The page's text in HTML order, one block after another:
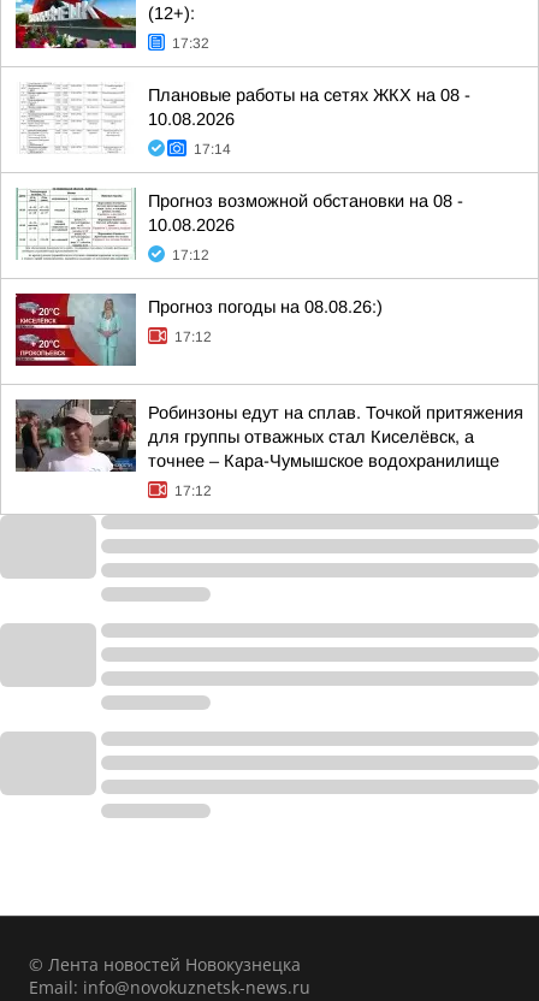
(12+):
17:32
Плановые работы на сетях ЖКХ на 08 -
10.08.2026
17:14
Прогноз возможной обстановки на 08 -
10.08.2026
17:12
Прогноз погоды на 08.08.26:)
17:12
Робинзоны едут на сплав. Точкой притяжения
для группы отважных стал Киселёвск, а
точнее – Кара-Чумышское водохранилище
17:12
© Лента новостей Новокузнецка
Email: info@novokuznetsk-news.ru